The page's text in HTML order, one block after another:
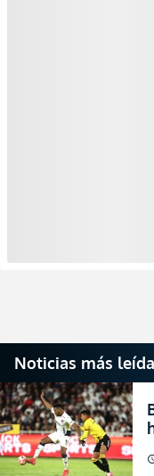
Noticias más